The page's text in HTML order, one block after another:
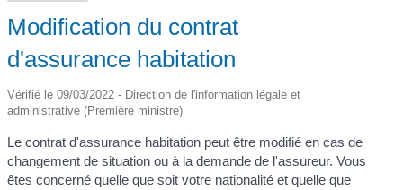
Modification du contrat
d'assurance habitation
Vérifié le 09/03/2022 - Direction de l'information légale et
administrative (Première ministre)
Le contrat d'assurance habitation peut être modifié en cas de
changement de situation ou à la demande de l'assureur. Vous
êtes concerné quelle que soit votre nationalité et quelle que